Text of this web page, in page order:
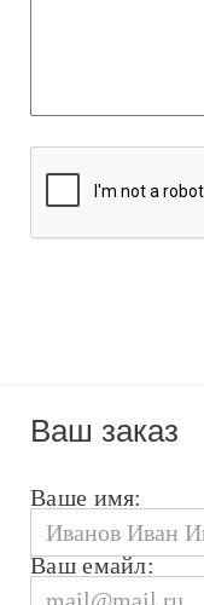
Ваш заказ
Ваше имя:
Ваш емайл: